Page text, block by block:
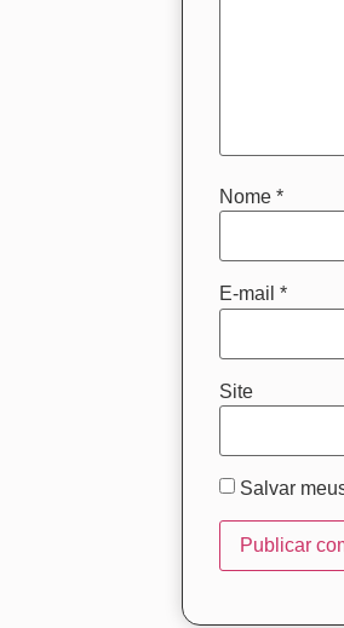
Nome *
E-mail *
Site
Salvar